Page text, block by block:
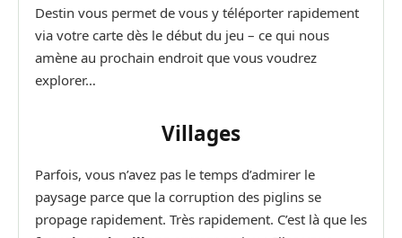
Destin vous permet de vous y téléporter rapidement
via votre carte dès le début du jeu – ce qui nous
amène au prochain endroit que vous voudrez
explorer…
Villages
Parfois, vous n’avez pas le temps d’admirer le
paysage parce que la corruption des piglins se
propage rapidement. Très rapidement. C’est là que les